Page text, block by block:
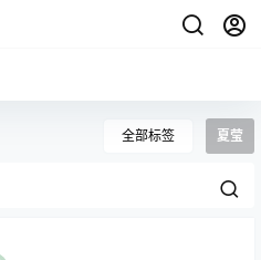
全部标签 夏莹